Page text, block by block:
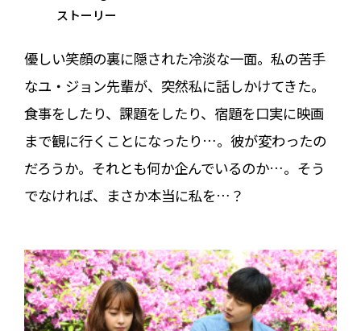
ストーリー
優しい笑顔の裏に隠された冷淡な一面。私の苦手
なユ・ジョン先輩が、突然私に話しかけてきた。
食事をしたり、課題をしたり、宿題を口実に映画
まで観に行くことになったり…。彼が変わったの
だろうか。それとも何か企んでいるのか…。そう
でなければ、まさか本当に私を…？